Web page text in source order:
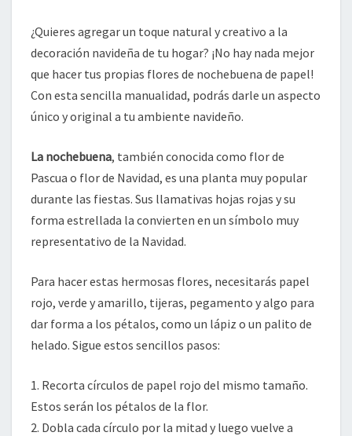
¿Quieres agregar un toque natural y creativo a la
decoración navideña de tu hogar? ¡No hay nada mejor
que hacer tus propias flores de nochebuena de papel!
Con esta sencilla manualidad, podrás darle un aspecto
único y original a tu ambiente navideño.
La nochebuena, también conocida como flor de
Pascua o flor de Navidad, es una planta muy popular
durante las fiestas. Sus llamativas hojas rojas y su
forma estrellada la convierten en un símbolo muy
representativo de la Navidad.
Para hacer estas hermosas flores, necesitarás papel
rojo, verde y amarillo, tijeras, pegamento y algo para
dar forma a los pétalos, como un lápiz o un palito de
helado. Sigue estos sencillos pasos:
1. Recorta círculos de papel rojo del mismo tamaño.
Estos serán los pétalos de la flor.
2. Dobla cada círculo por la mitad y luego vuelve a